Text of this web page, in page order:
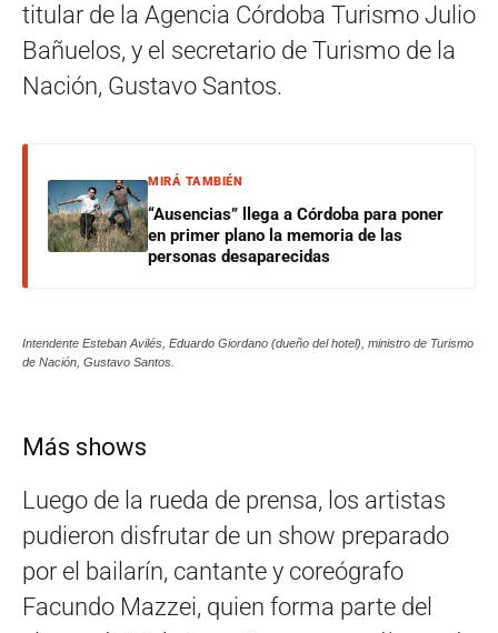
titular de la Agencia Córdoba Turismo Julio
Bañuelos, y el secretario de Turismo de la
Nación, Gustavo Santos.
MIRÁ TAMBIÉN
“Ausencias” llega a Córdoba para poner
en primer plano la memoria de las
personas desaparecidas
Intendente Esteban Avilés, Eduardo Giordano (dueño del hotel), ministro de Turismo
de Nación, Gustavo Santos.
Más shows
Luego de la rueda de prensa, los artistas
pudieron disfrutar de un show preparado
por el bailarín, cantante y coreógrafo
Facundo Mazzei, quien forma parte del